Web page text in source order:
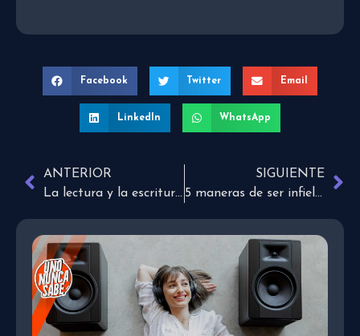
Facebook Twitter Email
LinkedIn WhatsApp
ANTERIOR
La lectura y la escritura en la encrucijada
SIGUIENTE
5 maneras de ser infiel a Dios